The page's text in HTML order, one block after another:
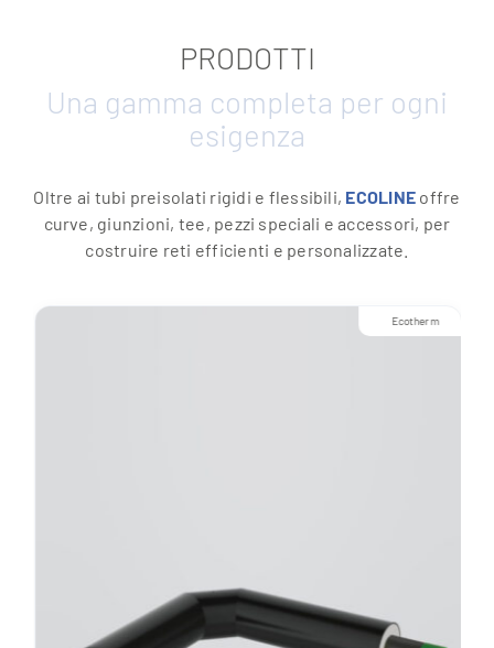
PRODOTTI
Una gamma completa per ogni
esigenza
Oltre ai tubi preisolati rigidi e flessibili, ECOLINE offre
curve, giunzioni, tee, pezzi speciali e accessori, per
costruire reti efficienti e personalizzate.
Ecotherm